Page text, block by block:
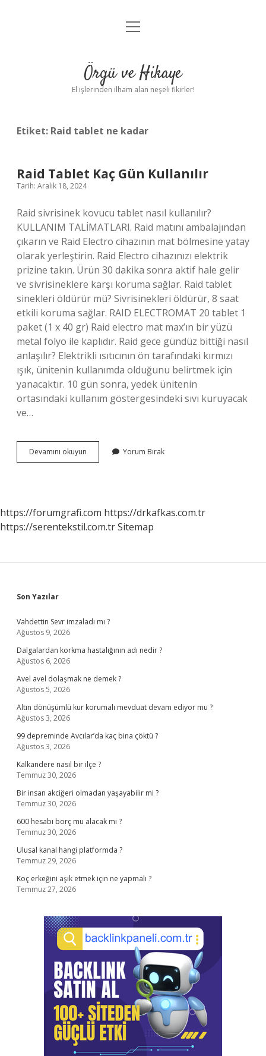
Anasayfa
Yasal Uyarı
menüyü
Örgü ve Hikaye
El işlerinden ilham alan neşeli fikirler!
Etiket: Raid tablet ne kadar
Raid Tablet Kaç Gün Kullanılır
Tarih: Aralık 18, 2024
Raid sivrisinek kovucu tablet nasıl kullanılır?
KULLANIM TALİMATLARI. Raid matını ambalajından
çıkarın ve Raid Electro cihazının mat bölmesine yatay
olarak yerleştirin. Raid Electro cihazınızı elektrik
prizine takın. Ürün 30 dakika sonra aktif hale gelir
ve sivrisineklere karşı koruma sağlar. Raid tablet
sinekleri öldürür mü? Sivrisinekleri öldürür, 8 saat
etkili koruma sağlar. RAID ELECTROMAT 20 tablet 1
paket (1 x 40 gr) Raid electro mat max’ın bir yüzü
metal folyo ile kaplıdır. Raid gece gündüz bittiği nasıl
anlaşılır? Elektrikli ısıtıcının ön tarafındaki kırmızı
ışık, ünitenin kullanımda olduğunu belirtmek için
yanacaktır. 10 gün sonra, yedek ünitenin
ortasındaki kullanım göstergesindeki sıvı kuruyacak
ve…
Devamını okuyun
Tablet
Yorum Bırak
https://forumgrafi.com https://drkafkas.com.tr
https://serentekstil.com.trSitemap
Sidebar
Son Yazılar
Vahdettin Sevr imzaladı mı ?
Ağustos 9, 2026
Dalgalardan korkma hastalığının adı nedir ?
Ağustos 6, 2026
Avel avel dolaşmak ne demek ?
Ağustos 5, 2026
Altın dönüşümlü kur korumalı mevduat devam ediyor mu ?
Ağustos 3, 2026
99 depreminde Avcılar’da kaç bina çöktü ?
Ağustos 3, 2026
Kalkandere nasıl bir ilçe ?
Temmuz 30, 2026
Bir insan akciğeri olmadan yaşayabilir mi ?
Temmuz 30, 2026
600 hesabı borç mu alacak mı ?
Temmuz 30, 2026
Ulusal kanal hangi platformda ?
Temmuz 29, 2026
Koç erkeğini aşık etmek için ne yapmalı ?
Temmuz 27, 2026